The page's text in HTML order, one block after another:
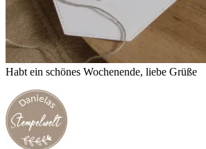
Habt ein schönes Wochenende, liebe Grüße